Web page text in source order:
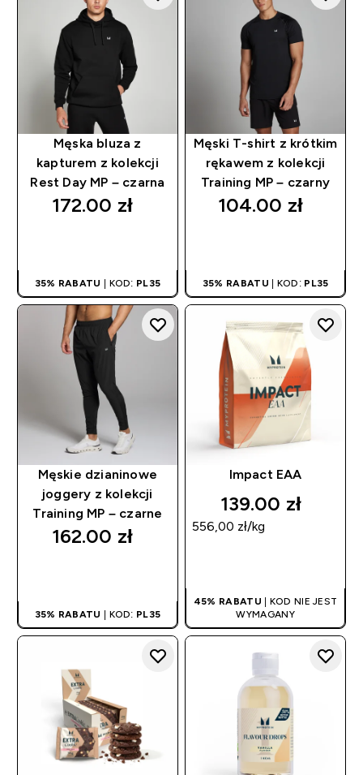
Męska bluza z
kapturem z kolekcji
Rest Day MP – czarna
172.00 zł‎
35% RABATU | KOD: PL35
Męski T-shirt z krótkim
rękawem z kolekcji
Training MP – czarny
104.00 zł‎
35% RABATU | KOD: PL35
Męskie dzianinowe
joggery z kolekcji
Training MP – czarne
162.00 zł‎
35% RABATU | KOD: PL35
Impact EAA
139.00 zł‎
556,00 zł‎/kg
45% RABATU | KOD NIE JEST
WYMAGANY